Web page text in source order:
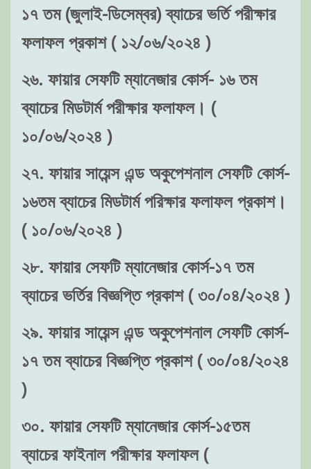
১৭ তম (জুলাই-ডিসেম্বর) ব্যাচের ভর্তি পরীক্ষার
ফলাফল প্রকাশ ( ১২/০৬/২০২৪ )
২৬. ফায়ার সেফটি ম্যানেজার কোর্স- ১৬ তম
ব্যাচের মিডটার্ম পরীক্ষার ফলাফল। (
১০/০৬/২০২৪ )
২৭. ফায়ার সায়েন্স এন্ড অকুপেশনাল সেফটি কোর্স-
১৬তম ব্যাচের মিডটার্ম পরিক্ষার ফলাফল প্রকাশ।
( ১০/০৬/২০২৪ )
২৮. ফায়ার সেফটি ম্যানেজার কোর্স-১৭ তম
ব্যাচের ভর্তির বিজ্ঞপ্তি প্রকাশ ( ৩০/০৪/২০২৪ )
২৯. ফায়ার সায়েন্স এন্ড অকুপেশনাল সেফটি কোর্স-
১৭ তম ব্যাচের বিজ্ঞপ্তি প্রকাশ ( ৩০/০৪/২০২৪
)
৩০. ফায়ার সেফটি ম্যানেজার কোর্স-১৫তম
ব্যাচের ফাইনাল পরীক্ষার ফলাফল (